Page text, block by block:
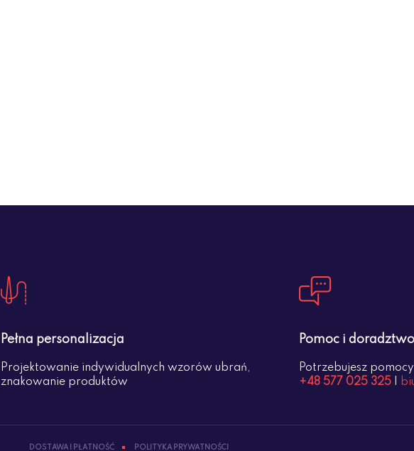
Pełna personalizacja
Projektowanie indywidualnych wzorów ubrań,
znakowanie produktów
Pomoc i doradztwo
Potrzebujesz
+48 577 025 325
DOSTAWA I PŁATNOŚĆ POLITYKA PRYWATNOŚCI